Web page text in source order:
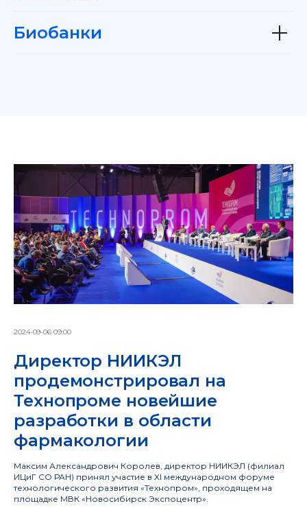
Биобанки
2024-09-06 09:00
Директор НИИКЭЛ
продемонстрировал на
Технопроме новейшие
разработки в области
фармакологии
Максим Александрович Королев, директор НИИКЭЛ (филиал
ИЦиГ СО РАН) принял участие в XI международном форуме
технологического развития «Технопром», проходящем на
площадке МВК «Новосибирск Экспоцентр».